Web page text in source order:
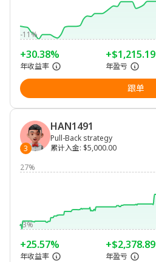
-11%
+30.38%
年收益率
+$1,215.19
年盈亏
跟单
3
HAN1491
Pull-Back strategy
累计入金: $5,000.00
27%
-3%
+25.57%
年收益率
+$2,378.89
年盈亏